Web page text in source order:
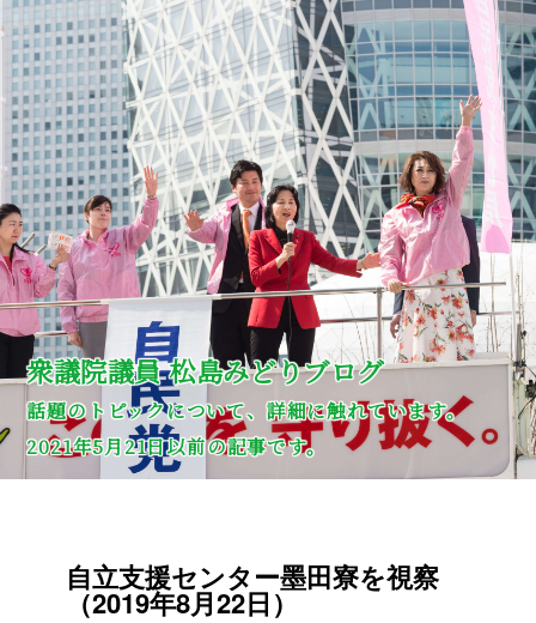
衆議院議員 松島みどりブログ
話題のトピックについて、詳細に触れています。
2021年5月21日以前の記事です。
自立支援センター墨田寮を視察
（2019年8月22日）